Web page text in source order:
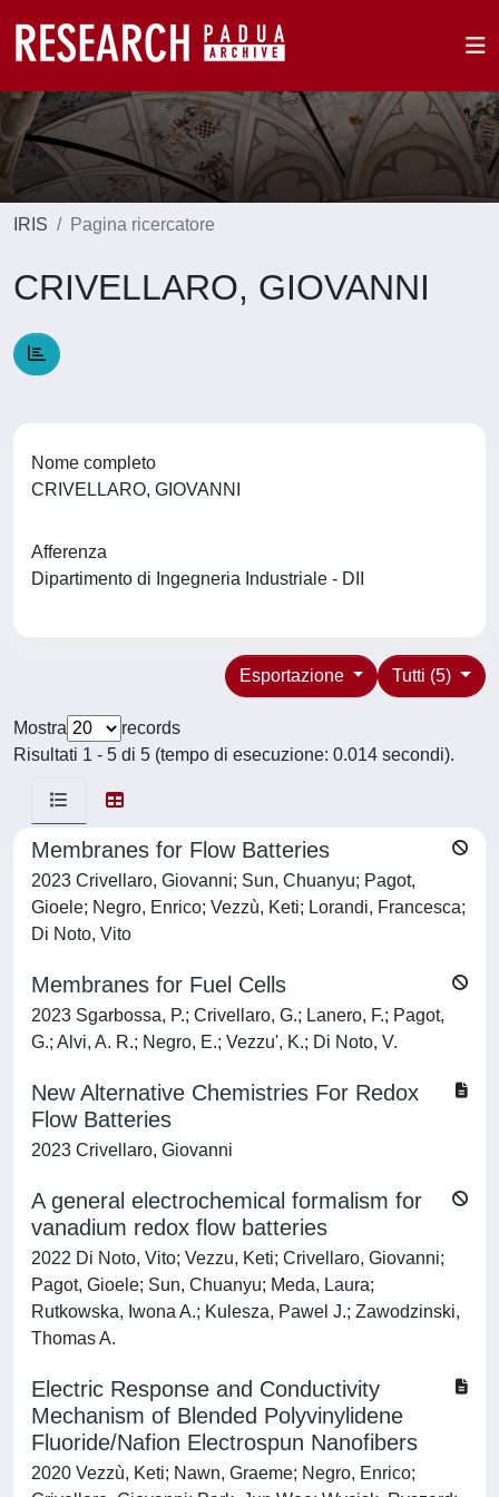
IRIS Pagina ricercatore
CRIVELLARO, GIOVANNI
Nome completo
CRIVELLARO, GIOVANNI
Afferenza
Dipartimento di Ingegneria Industriale - DII
Tutti (5)
Esportazione
Mostra
records
Risultati 1 - 5 di 5 (tempo di esecuzione: 0.014 secondi).
Membranes for Flow Batteries
2023 Crivellaro, Giovanni; Sun, Chuanyu; Pagot,
Gioele; Negro, Enrico; Vezzù, Keti; Lorandi, Francesca;
Di Noto, Vito
Membranes for Fuel Cells
2023 Sgarbossa, P.; Crivellaro, G.; Lanero, F.; Pagot,
G.; Alvi, A. R.; Negro, E.; Vezzu', K.; Di Noto, V.
New Alternative Chemistries For Redox
Flow Batteries
2023 Crivellaro, Giovanni
A general electrochemical formalism for
vanadium redox flow batteries
2022 Di Noto, Vito; Vezzu, Keti; Crivellaro, Giovanni;
Pagot, Gioele; Sun, Chuanyu; Meda, Laura;
Rutkowska, Iwona A.; Kulesza, Pawel J.; Zawodzinski,
Thomas A.
Electric Response and Conductivity
Mechanism of Blended Polyvinylidene
Fluoride/Nafion Electrospun Nanofibers
2020 Vezzù, Keti; Nawn, Graeme; Negro, Enrico;